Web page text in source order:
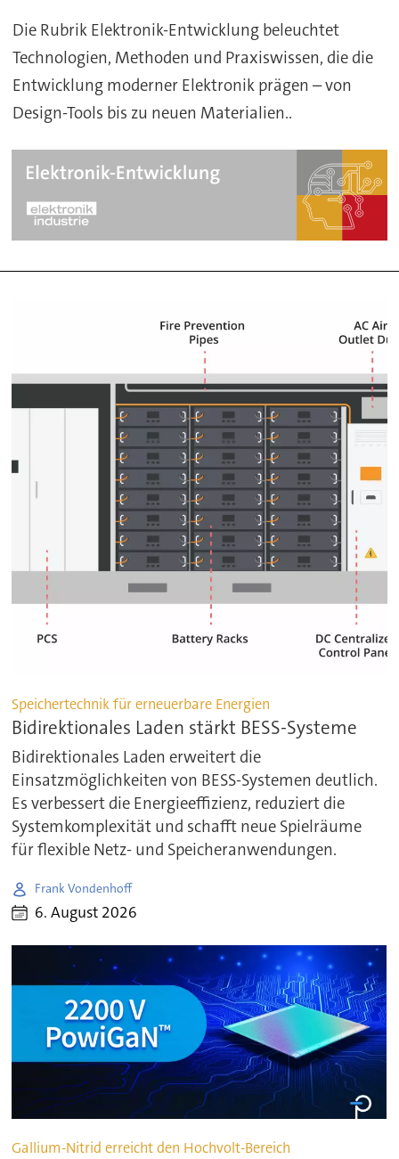
Die Rubrik Elektronik-Entwicklung beleuchtet
Technologien, Methoden und Praxiswissen, die die
Entwicklung moderner Elektronik prägen – von
Design-Tools bis zu neuen Materialien..
Speichertechnik für erneuerbare Energien
Bidirektionales Laden stärkt BESS-Systeme
Bidirektionales Laden erweitert die
Einsatzmöglichkeiten von BESS-Systemen deutlich.
Es verbessert die Energieeffizienz, reduziert die
Systemkomplexität und schafft neue Spielräume
für flexible Netz- und Speicheranwendungen.
Frank Vondenhoff
6. August 2026
Gallium-Nitrid erreicht den Hochvolt-Bereich